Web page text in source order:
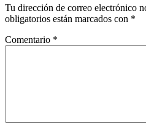
Tu dirección de correo electrónico
obligatorios están marcados con *
Comentario *